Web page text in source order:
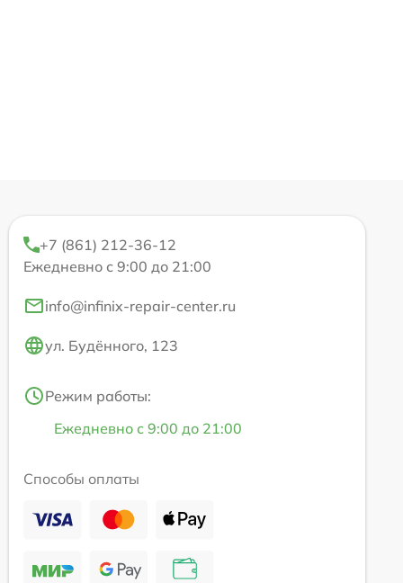
+7 (861) 212-36-12
Ежедневно с 9:00 до 21:00
info@infinix-repair-center.ru
ул. Будённого, 123
Режим работы:
Ежедневно с 9:00 до 21:00
Способы оплаты